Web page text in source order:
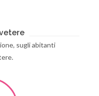
sugli abitanti